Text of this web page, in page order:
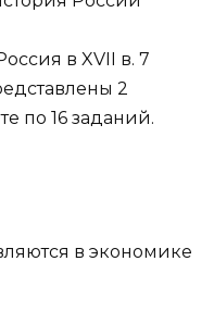
в XVII в. 7
2
по 16 заданий.
в экономике